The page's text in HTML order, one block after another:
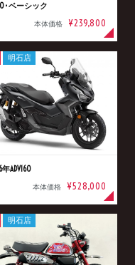
･ベーシック
本体価格 ¥239,800
ADV160
本体価格 ¥528,000
明石店
明石店